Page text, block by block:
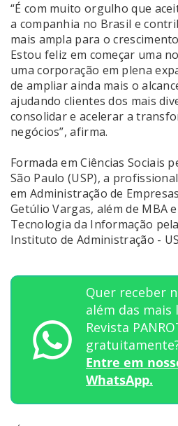
“É com muito orgulho que
a companhia no Brasil e
mais ampla para o
Estou feliz em começar uma
uma corporação em plena
de ampliar ainda mais o
ajudando clientes dos mais
consolidar e acelerar a
negócios”, afirma.
Formada em Ciências Sociais
São Paulo (USP), a
em Administração de
Getúlio Vargas, além de MBA
Tecnologia da Informação
Instituto de Administração -
Quer receber
além das mais
Revista
Entre em
WhatsApp.